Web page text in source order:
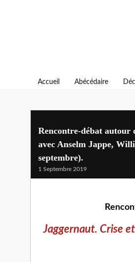
Accueil Abécédaire
Rencontre-débat autour
avec Anselm Jappe,
septembre).
1 Septembre 2019
Jaggernaut. Crise